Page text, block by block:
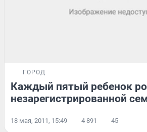
ГОРОД
Каждый пятый ребенок
незарегистрированной
18 мая, 2011, 15:49 4 891 45